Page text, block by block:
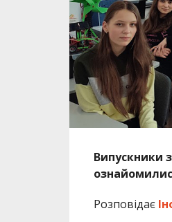
Випускники
Розповідає